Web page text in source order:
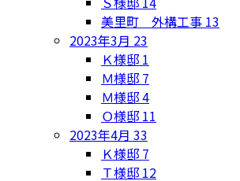
美里町 外構工事 13
2023年3月 23
Ｋ様邸 1
Ｍ様邸 7
Ｍ様邸4
Ｏ様邸 11
2023年4月 33
Ｋ様邸 7
Ｔ様邸 12